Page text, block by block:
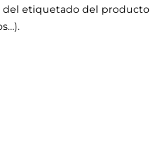
del etiquetado del producto